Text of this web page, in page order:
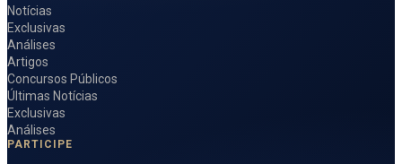
Notícias
Exclusivas
Análises
Artigos
Concursos Públicos
Últimas Notícias
Exclusivas
Análises
PARTICIPE